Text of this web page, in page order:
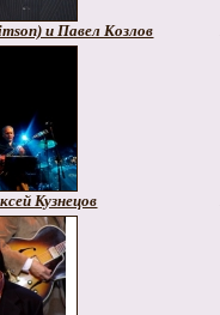
и Павел Козлов
Кузнецов